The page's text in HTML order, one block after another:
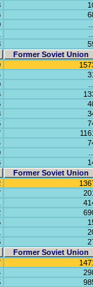
Former Soviet Union
Former Soviet Union
Former Soviet Union